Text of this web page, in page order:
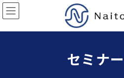
コ
ン
テ
ナ
ビ
ゲ
セミナ